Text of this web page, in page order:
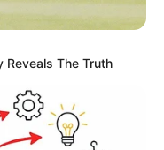
Reveals The Truth